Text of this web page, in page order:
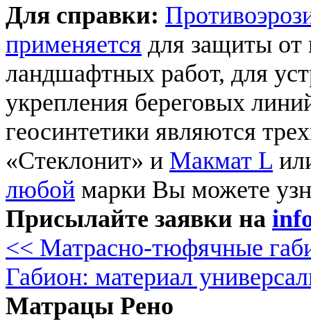
Для справки:
применяется для защиты от
ландшафтных работ, для
укрепления береговых
геосинтетики являются
«Стеклонит» и Макмат L
любой марки Вы можете
Присылайте заявки на
<< Матрасно-тюфячные
Габион: материал
Матрацы Рено